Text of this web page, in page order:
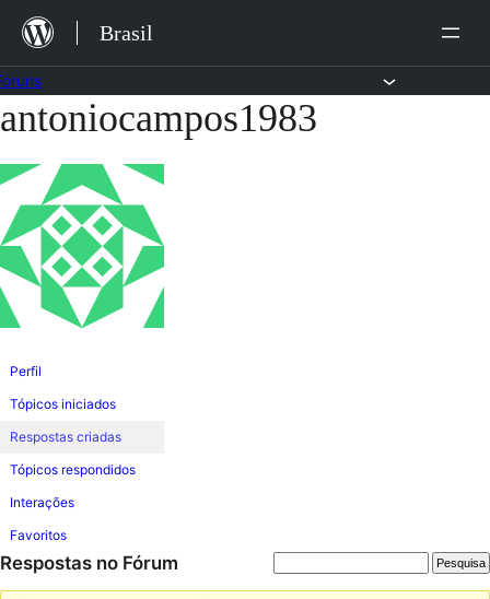
para
o
conteúdo
Brasil
Pular
o
conteúdo
antoniocampos1983
Perfil
Tópicos iniciados
Respostas criadas
Tópicos respondidos
Interações
Favoritos
Respostas no Fórum